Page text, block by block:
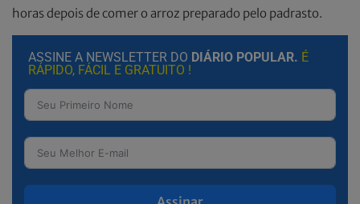
horas depois de comer o arroz preparado pelo padrasto.
ASSINE A NEWSLETTER DO DIÁRIO POPULAR. É
RÁPIDO, FÁCIL E GRATUITO !